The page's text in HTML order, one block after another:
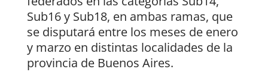
Sub16 y Sub18, en ambas ramas, que
se disputará entre los meses de enero
y marzo en distintas localidades de la
provincia de Buenos Aires.